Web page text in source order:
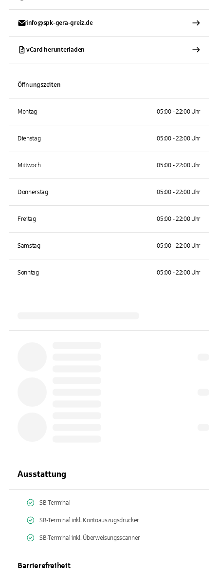
info@spk-gera-greiz.de
vCard herunterladen
Öffnungszeiten
Montag 05:00 - 22:00 Uhr
Dienstag 05:00 - 22:00 Uhr
Mittwoch 05:00 - 22:00 Uhr
Donnerstag 05:00 - 22:00 Uhr
Freitag 05:00 - 22:00 Uhr
Samstag 05:00 - 22:00 Uhr
Sonntag 05:00 - 22:00 Uhr
Ausstattung
SB-Terminal
SB-Terminal inkl. Kontoauszugsdrucker
SB-Terminal inkl. Überweisungsscanner
Barrierefreiheit